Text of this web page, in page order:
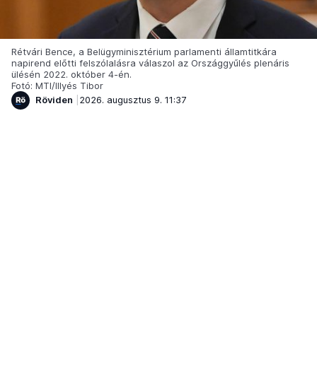
Rétvári Bence, a Belügyminisztérium parlamenti államtitkára
napirend előtti felszólalásra válaszol az Országgyűlés plenáris
ülésén 2022. október 4-én.
Fotó: MTI/Illyés Tibor
Röviden
2026. augusztus 9. 11:37